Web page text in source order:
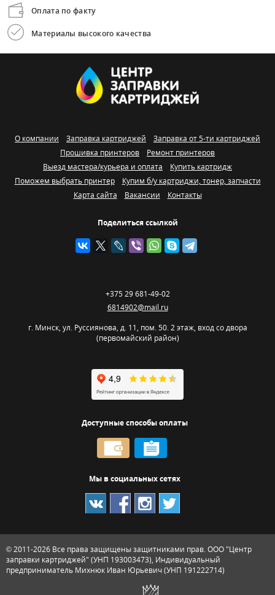
Оплата по факту
Материалы высокого качества
Поделиться ссылкой
О компании Заправка картриджей
Заправка от 5-ти картриджей
Прошивка принтеров
Ремонт принтеров
Выезд мастера/курьера и оплата
Купить картридж
Поможем выбрать принтер
Купим б/у картриджи, тонер, запчасти
Карта сайта
Вакансии Контакты
Доступные способы оплаты
Мы в социальных сетях
+375 29 681-49-02
6814902@mail.ru
г. Минск, ул. Руссиянова, д. 11, пом. 50. 2 этаж, вход со двора
(первомайский район)
© 2011-2026 Все права защищены защитниками прав. ООО "Центр
заправки картриджей" (УНП 193003473), Индивидуальный
предприниматель Михнюк Иван Юрьевич (УНП 191222714)